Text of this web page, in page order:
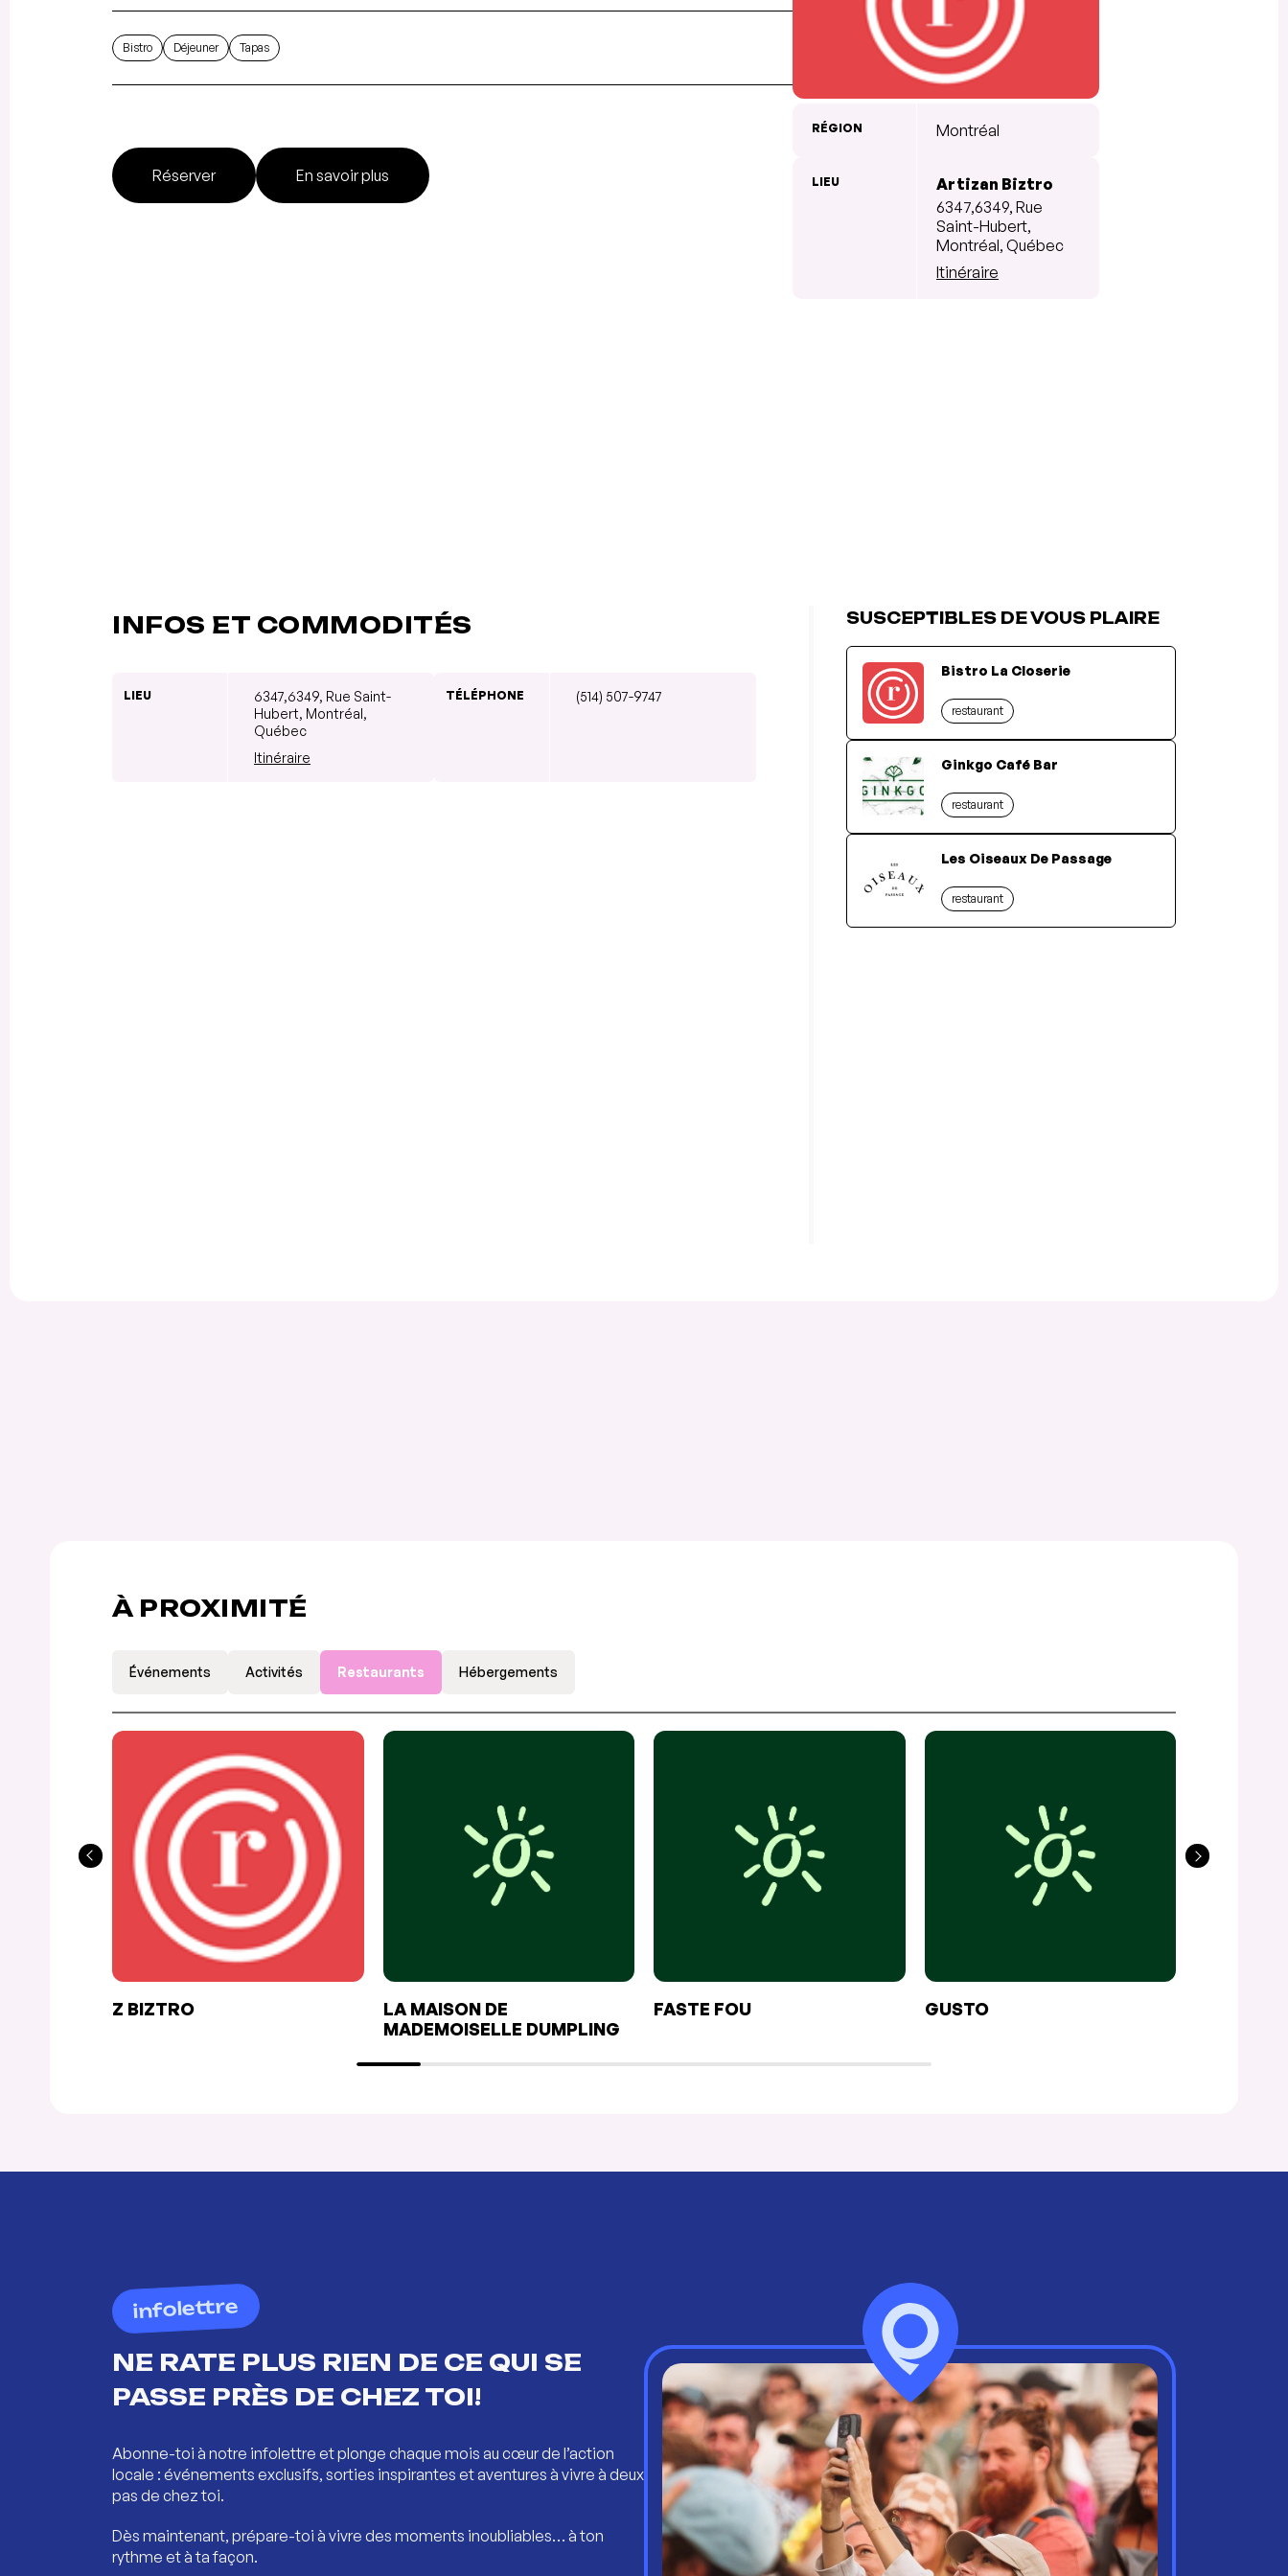
Bistro Déjeuner Tapas
Réserver En savoir plus
RÉGION Montréal
LIEU
Artizan Biztro
6347,6349, Rue
Saint-Hubert,
Montréal, Québec
Itinéraire
INFOS ET COMMODITÉS
LIEU
6347,6349, Rue Saint-
Hubert, Montréal,
Québec
Itinéraire
TÉLÉPHONE (514) 507-9747
SUSCEPTIBLES DE VOUS PLAIRE
Bistro La Closerie
restaurant
Ginkgo Café Bar
restaurant
Les Oiseaux De Passage
restaurant
À PROXIMITÉ
Événements Activités Restaurants Hébergements
Z BIZTRO
LA MAISON DE
MADEMOISELLE DUMPLING
FASTE FOU GUSTO
infolettre
NE RATE PLUS RIEN DE CE QUI SE
PASSE PRÈS DE CHEZ TOI!
Abonne-toi à notre infolettre et plonge chaque mois au cœur de l’action
locale : événements exclusifs, sorties inspirantes et aventures à vivre à deux
pas de chez toi.
Dès maintenant, prépare-toi à vivre des moments inoubliables… à ton
rythme et à ta façon.